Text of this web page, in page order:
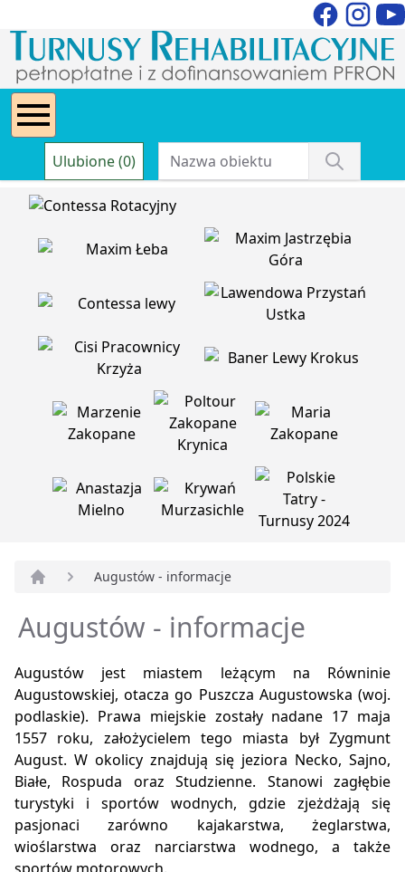
Ulubione (0)
Augustów - informacje
Augustów - informacje
Augustów jest miastem leżącym na Równinie
Augustowskiej, otacza go Puszcza Augustowska (woj.
podlaskie). Prawa miejskie zostały nadane 17 maja
1557 roku, założycielem tego miasta był Zygmunt
August. W okolicy znajdują się jeziora Necko, Sajno,
Białe, Rospuda oraz Studzienne. Stanowi zagłębie
turystyki i sportów wodnych, gdzie zjeżdżają się
pasjonaci zarówno kajakarstwa, żeglarstwa,
wioślarstwa oraz narciarstwa wodnego, a także